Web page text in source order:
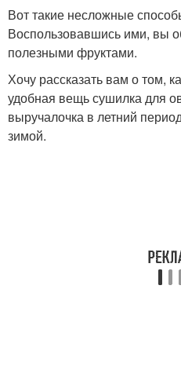
Вот такие несложные
Воспользовавшись ими, вы
полезными фруктами.
Хочу рассказать вам о том,
удобная вещь сушилка для
выручалочка в летний
зимой.